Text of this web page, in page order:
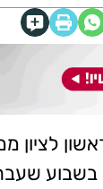
לציון
שעבר